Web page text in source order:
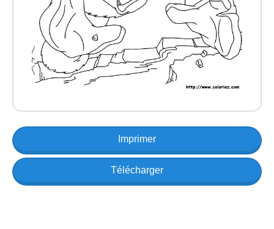
Imprimer
Télécharger